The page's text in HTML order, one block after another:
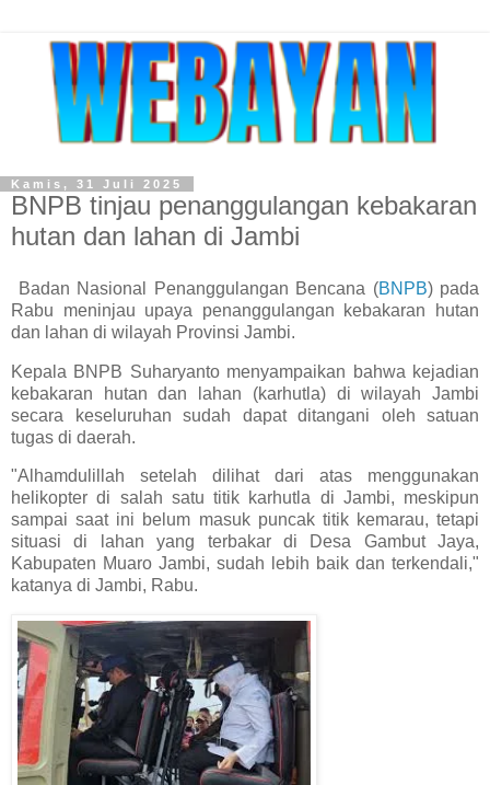
Kamis, 31 Juli 2025
BNPB tinjau penanggulangan kebakaran
hutan dan lahan di Jambi
Badan Nasional Penanggulangan Bencana (BNPB) pada
Rabu meninjau upaya penanggulangan kebakaran hutan
dan lahan di wilayah Provinsi Jambi.
Kepala BNPB Suharyanto menyampaikan bahwa kejadian
kebakaran hutan dan lahan (karhutla) di wilayah Jambi
secara keseluruhan sudah dapat ditangani oleh satuan
tugas di daerah.
"Alhamdulillah setelah dilihat dari atas menggunakan
helikopter di salah satu titik karhutla di Jambi, meskipun
sampai saat ini belum masuk puncak titik kemarau, tetapi
situasi di lahan yang terbakar di Desa Gambut Jaya,
Kabupaten Muaro Jambi, sudah lebih baik dan terkendali,"
katanya di Jambi, Rabu.